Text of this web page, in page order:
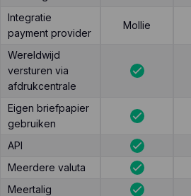
Integratie
payment provider
Mollie
Wereldwijd
versturen via
afdrukcentrale
Eigen briefpapier
gebruiken
API
Meerdere valuta
Meertalig